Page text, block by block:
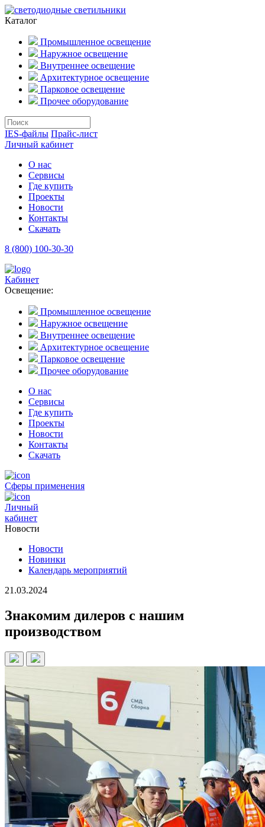
Каталог
Промышленное освещение
Наружное освещение
Внутреннее освещение
Архитектурное освещение
Парковое освещение
Прочее оборудование
IES-файлы Прайс-лист
Личный кабинет
О нас
Сервисы
Где купить
Проекты
Новости
Контакты
Скачать
8 (800) 100-30-30
Кабинет
Освещение:
Промышленное освещение
Наружное освещение
Внутреннее освещение
Архитектурное освещение
Парковое освещение
Прочее оборудование
О нас
Сервисы
Где купить
Проекты
Новости
Контакты
Скачать
Сферы применения
Личный
кабинет
Новости
Новости
Новинки
Календарь мероприятий
21.03.2024
Знакомим дилеров с нашим
производством